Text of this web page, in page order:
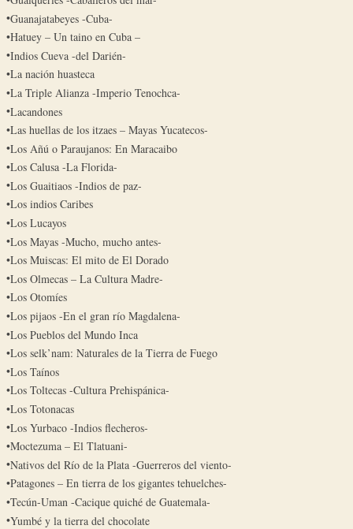
Guanajatabeyes -Cuba-
Hatuey – Un taino en Cuba –
Indios Cueva -del Darién-
La nación huasteca
La Triple Alianza -Imperio Tenochca-
Lacandones
Las huellas de los itzaes – Mayas Yucatecos-
Los Añú o Paraujanos: En Maracaibo
Los Calusa -La Florida-
Los Guaitiaos -Indios de paz-
Los indios Caribes
Los Lucayos
Los Mayas -Mucho, mucho antes-
Los Muiscas: El mito de El Dorado
Los Olmecas – La Cultura Madre-
Los Otomíes
Los pijaos -En el gran río Magdalena-
Los Pueblos del Mundo Inca
Los selk’nam: Naturales de la Tierra de Fuego
Los Taínos
Los Toltecas -Cultura Prehispánica-
Los Totonacas
Los Yurbaco -Indios flecheros-
Moctezuma – El Tlatuani-
Nativos del Río de la Plata -Guerreros del viento-
Patagones – En tierra de los gigantes tehuelches-
Tecún-Uman -Cacique quiché de Guatemala-
Yumbé y la tierra del chocolate